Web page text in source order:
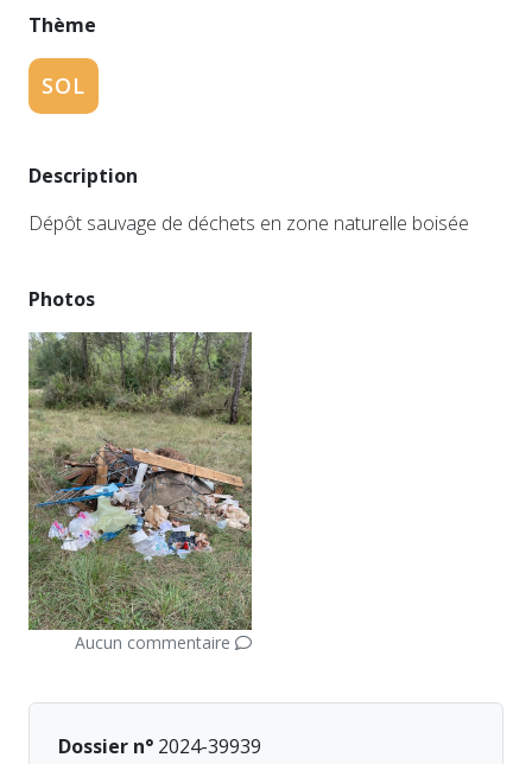
Thème
SOL
Description
Dépôt sauvage de déchets en zone naturelle boisée
Photos
Aucun commentaire
Dossier n° 2024-39939